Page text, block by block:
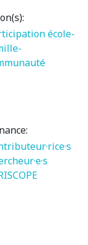
école-